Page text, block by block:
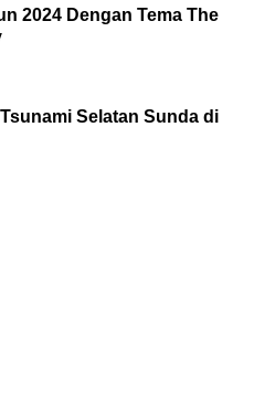
2024 Dengan Tema The
Selatan Sunda di